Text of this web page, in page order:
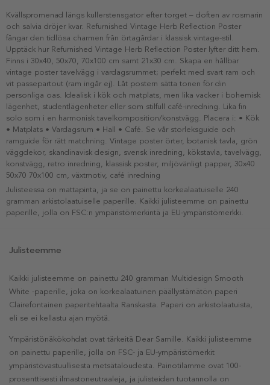
Kvällspromenad längs kullerstensgator efter torget – doften av rosmarin
och salvia dröjer kvar. Refurnished Vintage Herb Reflection Poster
fångar den tidlösa charmen från örtagårdar i klassisk vintage-stil.
Upptäck hur Refurnished Vintage Herb Reflection Poster lyfter ditt hem.
Finns i 30x40, 50x70, 70x100 cm samt 21x30 cm. Skapa en hållbar
vintage poster tavelvägg i vardagsrummet; perfekt med svart ram och
vit passepartout (ram ingår ej). Låt postern sätta tonen för din
personliga oas. Idealisk i kök och matplats, men lika vacker i bohemisk
lägenhet, studentlägenheter eller som stilfull café-inredning. Lika fin
solo som i en harmonisk tavelkomposition/konstvägg. Placera i: • Kök
• Matplats • Vardagsrum • Hall • Café. Se vår storleksguide och
ramguide för rätt matchning. Vintage poster örter, botanisk tavla, grön
väggdekor, skandinavisk design, svensk inredning, kökstavla, tavelvägg,
konstvägg, retro inredning, klassisk poster, miljövänligt papper, 30x40
50x70 70x100 cm, växtmotiv, café inredning
Julisteessa on mattapinta, ja se on painettu korkealaatuiselle 240
gramman arkistolaatuiselle paperille. Kaikki julisteemme on painettu
paperille, jolla on FSC:n ympäristömerkintä ja EU-ympäristömerkki.
Julisteemme
Kaikki julisteemme on painettu 240 gramman Multidesign Smooth
White -paperille, joka on korkealaatuinen päällystämätön paperi
Clairefontainen paperitehtaalta Ranskasta. Paperi on arkistolaatuista,
eli se ei kellastu ajan myötä.
Ympäristönäkökohdat ovat tärkeitä Dear Samille. Kaikki julisteemme
on painettu paperille, jolla on FSC- ja EU-ympäristömerkit
ympäristövastuullisesta metsätaloudesta. Painotilamme ovat 100-
prosenttisesti ilmastoneutraaleja, ja julisteiden tuotannolla on